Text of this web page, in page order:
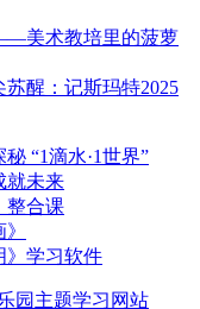
美术教培里的菠萝
醒：记斯玛特2025
“1滴水·1世界”
就未来
整合课
》学习软件
园主题学习网站